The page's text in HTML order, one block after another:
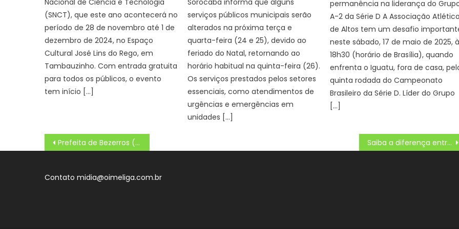
Nacional de Ciência e Tecnologia
(SNCT), que este ano acontecerá no
período de 28 de novembro até 1 de
dezembro de 2024, no Espaço
Cultural José Lins do Rego, em
Tambauzinho. Com entrada gratuita
para todos os públicos, o evento
tem início […]
Sorocaba informa que alguns
serviços públicos municipais serão
alterados na próxima terça e
quarta-feira (24 e 25), devido ao
feriado do Natal, retornando ao
horário habitual na quinta-feira (26).
Os serviços prestados pelos setores
essenciais, como atendimentos de
urgências e emergências em
unidades […]
permanência na liderança do
A-2 da Série D A Associação Atlética
de Altos tem um desafio
neste sábado, 17 de maio de 2025,
18h30 (horário de Brasília), quando
enfrenta o Iguatu, fora de casa,
quinta rodada do Campeonato
Brasileiro da Série D. Líder do Grupo
[…]
Navegação
de
Post
Prefeita de Bezerros (PE) conhece projetos e roteiros que fizeram de João Pessoa a queridinha do Brasil Saiba a diferença entre as doenças que causam diarréia e como são transmitidas
Contatomidia@oimeliga.com.br